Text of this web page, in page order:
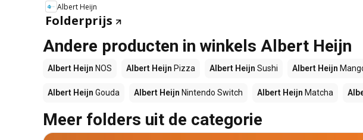
Albert Heijn
Folderprijs
Andere producten in winkels Albert Heijn
Albert Heijn NOS Albert Heijn Pizza Albert Heijn Sushi Albert Heijn
Albert Heijn Gouda Albert Heijn Nintendo Switch Albert Heijn Matcha
Meer folders uit de categorie